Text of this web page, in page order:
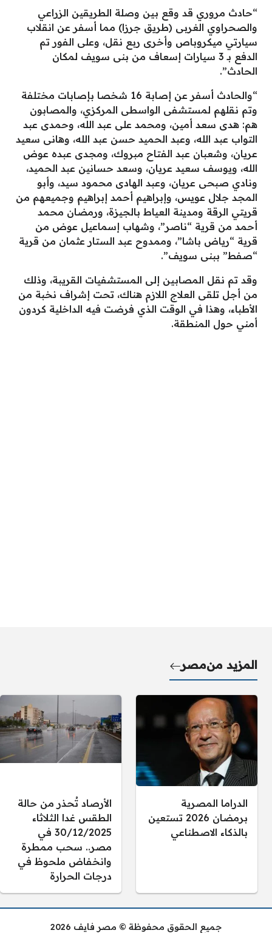
“حادث مروري قد وقع بين وصلة الطريقين الزراعي
والصحراوي الغربى (طريق جرزا) مما أسفر عن انقلاب
سيارتي ميكروباص وأخرى ربع نقل، وعلى الفور تم
الدفع بـ 3 سيارات إسعاف من بنى سويف لمكان
الحادث”.
“والحادث أسفر عن إصابة 16 شخصا بإصابات مختلفة
وتم نقلهم لمستشفى الواسطى المركزي، والمصابون
هم: هدى سعد أمين، ومحمد على عبد الله، وحمدى عبد
التواب عبد الله، وعبد الحميد حسن عبد الله، وهانى سعيد
عريان، وشعبان عبد الفتاح مبروك، ومجدى عبده عوض
الله، ويوسف سعيد عريان، وسعد حسانين عبد الحميد،
ونادي صبحى عريان، وعبد الهادى محمود سيد، وأبو
المجد جلال عويس، وإبراهيم أحمد إبراهيم وجميعهم من
قريتي الرقة ومدينة العياط بالجيزة، ورمضان محمد
أحمد من قرية “ناصر”، وشهاب إسماعيل عوض من
قرية “رياض باشا”، وممدوح عبد الستار عثمان من قرية
“صفط” ببنى سويف”.
وقد تم نقل المصابين إلى المستشفيات القريبة، وذلك
من أجل تلقى العلاج اللازم هناك، تحت إشراف نخبة من
الأطباء، وهذا في الوقت الذي فرضت فيه الداخلية كردون
أمني حول المنطقة.
المزيد منمصر
الدراما المصرية
برمضان 2026 تستعين
بالذكاء الاصطناعي
الأرصاد تُحذر من حالة
الطقس غدا الثلاثاء
30/12/2025 في
مصر.. سحب ممطرة
وانخفاض ملحوظ في
درجات الحرارة
جميع الحقوق محفوظة © مصر فايف 2026